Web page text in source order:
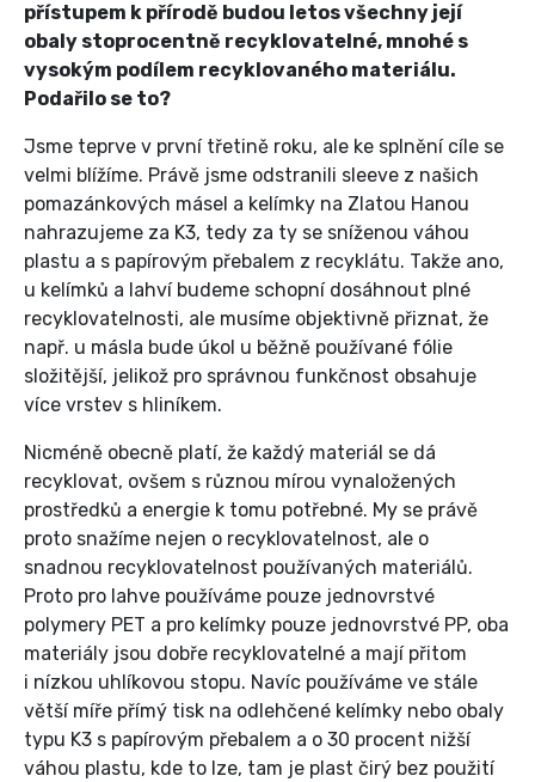
přístupem k přírodě budou letos všechny její
obaly stoprocentně recyklovatelné, mnohé s
vysokým podílem recyklovaného materiálu.
Podařilo se to?
Jsme teprve v první třetině roku, ale ke splnění cíle se
velmi blížíme. Právě jsme odstranili sleeve z našich
pomazánkových másel a kelímky na Zlatou Hanou
nahrazujeme za K3, tedy za ty se sníženou váhou
plastu a s papírovým přebalem z recyklátu. Takže ano,
u kelímků a lahví budeme schopní dosáhnout plné
recyklovatelnosti, ale musíme objektivně přiznat, že
např. u másla bude úkol u běžně používané fólie
složitější, jelikož pro správnou funkčnost obsahuje
více vrstev s hliníkem.
Nicméně obecně platí, že každý materiál se dá
recyklovat, ovšem s různou mírou vynaložených
prostředků a energie k tomu potřebné. My se právě
proto snažíme nejen o recyklovatelnost, ale o
snadnou recyklovatelnost používaných materiálů.
Proto pro lahve používáme pouze jednovrstvé
polymery PET a pro kelímky pouze jednovrstvé PP, oba
materiály jsou dobře recyklovatelné a mají přitom
i nízkou uhlíkovou stopu. Navíc používáme ve stále
větší míře přímý tisk na odlehčené kelímky nebo obaly
typu K3 s papírovým přebalem a o 30 procent nižší
váhou plastu, kde to lze, tam je plast čirý bez použití